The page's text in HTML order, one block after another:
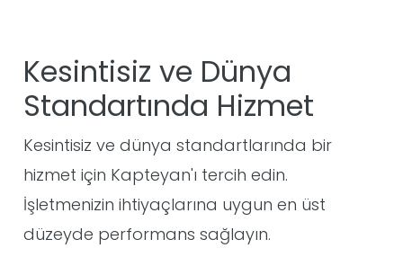
Kesintisiz ve Dünya
Standartında Hizmet
Kesintisiz ve dünya standartlarında bir
hizmet için Kapteyan'ı tercih edin.
İşletmenizin ihtiyaçlarına uygun en üst
düzeyde performans sağlayın.